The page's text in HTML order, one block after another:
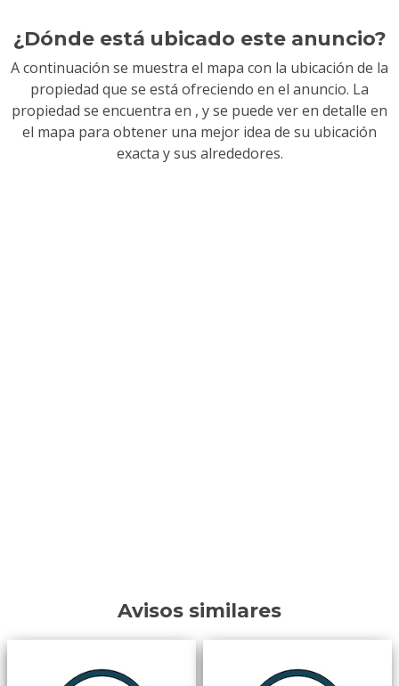
¿Dónde está ubicado este anuncio?
A continuación se muestra el mapa con la ubicación de la
propiedad que se está ofreciendo en el anuncio. La
propiedad se encuentra en , y se puede ver en detalle en
el mapa para obtener una mejor idea de su ubicación
exacta y sus alrededores.
Avisos similares